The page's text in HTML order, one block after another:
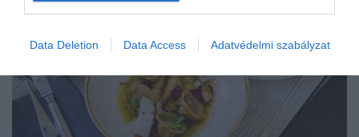
Data Deletion Data Access Adatvédelmi szabályzat